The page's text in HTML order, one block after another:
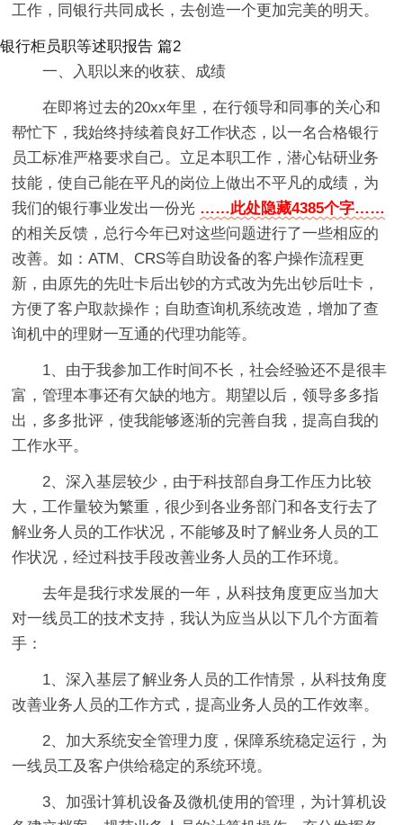
工作，同银行共同成长，去创造一个更加完美的明天。
银行柜员职等述职报告 篇2
一、入职以来的收获、成绩
在即将过去的20xx年里，在行领导和同事的关心和
帮忙下，我始终持续着良好工作状态，以一名合格银行
员工标准严格要求自己。立足本职工作，潜心钻研业务
技能，使自己能在平凡的岗位上做出不平凡的成绩，为
我们的银行事业发出一份光 ……此处隐藏4385个字……
的相关反馈，总行今年已对这些问题进行了一些相应的
改善。如：ATM、CRS等自助设备的客户操作流程更
新，由原先的先吐卡后出钞的方式改为先出钞后吐卡，
方便了客户取款操作；自助查询机系统改造，增加了查
询机中的理财一互通的代理功能等。
1、由于我参加工作时间不长，社会经验还不是很丰
富，管理本事还有欠缺的地方。期望以后，领导多多指
出，多多批评，使我能够逐渐的完善自我，提高自我的
工作水平。
2、深入基层较少，由于科技部自身工作压力比较
大，工作量较为繁重，很少到各业务部门和各支行去了
解业务人员的工作状况，不能够及时了解业务人员的工
作状况，经过科技手段改善业务人员的工作环境。
去年是我行求发展的一年，从科技角度更应当加大
对一线员工的技术支持，我认为应当从以下几个方面着
手：
1、深入基层了解业务人员的工作情景，从科技角度
改善业务人员的工作方式，提高业务人员的工作效率。
2、加大系统安全管理力度，保障系统稳定运行，为
一线员工及客户供给稳定的系统环境。
3、加强计算机设备及微机使用的管理，为计算机设